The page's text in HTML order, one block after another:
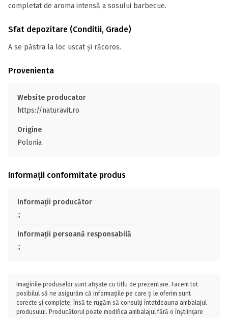
completat de aroma intensă a sosului barbecue.
Sfat depozitare (Conditii, Grade)
A se păstra la loc uscat și răcoros.
Provenienta
Website producator
https://naturavit.ro
Origine
Polonia
Informații conformitate produs
Informații producător
;;
Informații persoană responsabilă
;;
Imaginile produselor sunt afișate cu titlu de prezentare. Facem tot
posibilul să ne asigurăm că informațiile pe care ți le oferim sunt
corecte și complete, însă te rugăm să consulți întotdeauna ambalajul
produsului. Producătorul poate modifica ambalajul fără o înștiințare